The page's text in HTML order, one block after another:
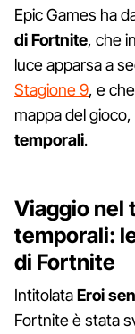
Epic Games ha
di Fortnite, che
luce apparsa a
Stagione 9, e
mappa del
temporali.
Viaggio nel
temporali:
di Fortnite
IntitolataEroi
Fortnite è stata